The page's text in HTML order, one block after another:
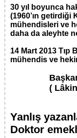
30 yıl boyunca
(1960’ın getirdiği
mühendisleri ve
daha da aleyhte
14 Mart 2013 Tıp
mühendis ve
Başkan
( Lâkin;
Yanlış
Doktor